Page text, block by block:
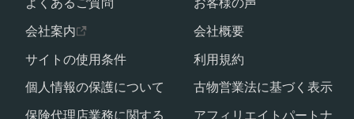
会社案内
会社概要
サイトの使用条件
利用規約
個人情報の保護について
古物営業法に基づく表示
保険代理店業務に関する
アフィリエイトパートナ